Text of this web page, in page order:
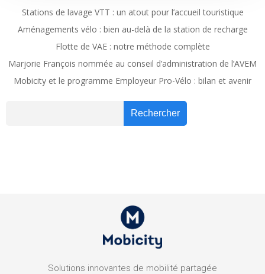
Stations de lavage VTT : un atout pour l’accueil touristique
Aménagements vélo : bien au-delà de la station de recharge
Flotte de VAE : notre méthode complète
Marjorie François nommée au conseil d’administration de l’AVEM
Mobicity et le programme Employeur Pro-Vélo : bilan et avenir
Rechercher
Solutions innovantes de mobilité partagée